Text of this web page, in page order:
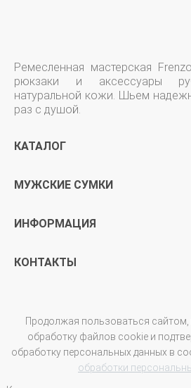
Ремесленная мастерская
рюкзаки и аксессуары
натуральной кожи. Шьем
раз с душой.
КАТАЛОГ
МУЖСКИЕ СУМКИ
ИНФОРМАЦИЯ
КОНТАКТЫ
Продолжая пользоваться сайтом,
обработку файлов cookie и
обработку персональных данных в
обработки